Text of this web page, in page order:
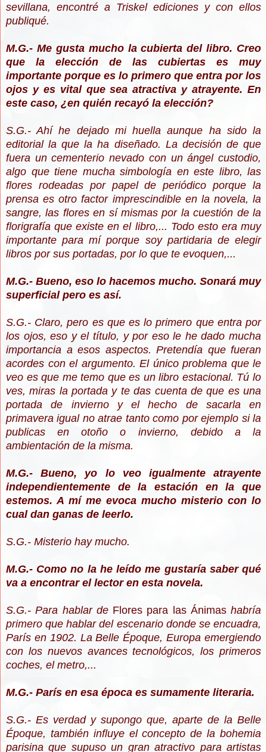
sevillana, encontré a Triskel ediciones y con ellos
publiqué.
M.G.- Me gusta mucho la cubierta del libro. Creo
que la elección de las cubiertas es muy
importante porque es lo primero que entra por los
ojos y es vital que sea atractiva y atrayente. En
este caso, ¿en quién recayó la elección?
S.G.- Ahí he dejado mi huella aunque ha sido la
editorial la que la ha diseñado. La decisión de que
fuera un cementerio nevado con un ángel custodio,
algo que tiene mucha simbología en este libro, las
flores rodeadas por papel de periódico porque la
prensa es otro factor imprescindible en la novela, la
sangre, las flores en sí mismas por la cuestión de la
florigrafía que existe en el libro,... Todo esto era muy
importante para mí porque soy partidaria de elegir
libros por sus portadas, por lo que te evoquen,...
M.G.- Bueno, eso lo hacemos mucho. Sonará muy
superficial pero es así.
S.G.- Claro, pero es que es lo primero que entra por
los ojos, eso y el título, y por eso le he dado mucha
importancia a esos aspectos. Pretendía que fueran
acordes con el argumento. El único problema que le
veo es que me temo que es un libro estacional. Tú lo
ves, miras la portada y te das cuenta de que es una
portada de invierno y el hecho de sacarla en
primavera igual no atrae tanto como por ejemplo si la
publicas en otoño o invierno, debido a la
ambientación de la misma.
M.G.- Bueno, yo lo veo igualmente atrayente
independientemente de la estación en la que
estemos. A mí me evoca mucho misterio con lo
cual dan ganas de leerlo.
S.G.- Misterio hay mucho.
M.G.- Como no la he leído me gustaría saber qué
va a encontrar el lector en esta novela.
S.G.- Para hablar de Flores para las Ánimas habría
primero que hablar del escenario donde se encuadra,
París en 1902. La Belle Époque, Europa emergiendo
con los nuevos avances tecnológicos, los primeros
coches, el metro,...
M.G.- París en esa época es sumamente literaria.
S.G.- Es verdad y supongo que, aparte de la Belle
Époque, también influye el concepto de la bohemia
parisina que supuso un gran atractivo para artistas